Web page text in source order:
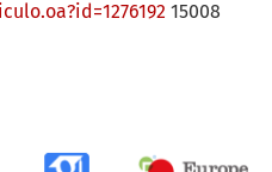
15008